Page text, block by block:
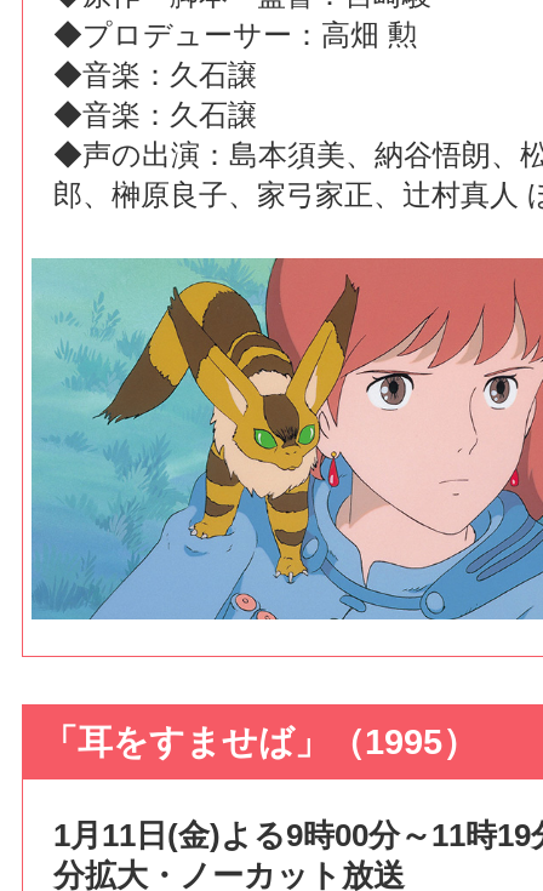
◆プロデューサー：高畑 勲
◆音楽：久石譲
◆音楽：久石譲
◆声の出演：島本須美、納谷悟朗、
郎、榊原良子、家弓家正、辻村真人
「耳をすませば」（1995）
1月11日(金)よる9時00分～11時
分拡大・ノーカット放送